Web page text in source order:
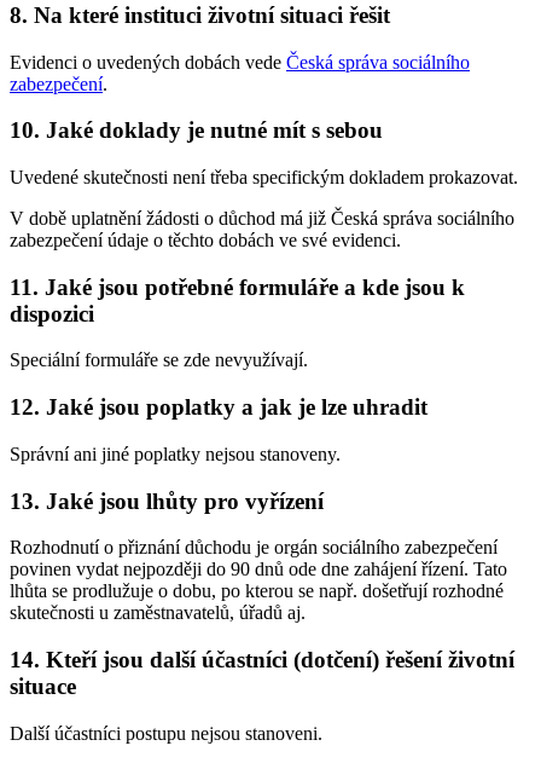
8. Na které instituci životní situaci řešit
Evidenci o uvedených dobách vede Česká správa sociálního
zabezpečení.
10. Jaké doklady je nutné mít s sebou
Uvedené skutečnosti není třeba specifickým dokladem prokazovat.
V době uplatnění žádosti o důchod má již Česká správa sociálního
zabezpečení údaje o těchto dobách ve své evidenci.
11. Jaké jsou potřebné formuláře a kde jsou k
dispozici
Speciální formuláře se zde nevyužívají.
12. Jaké jsou poplatky a jak je lze uhradit
Správní ani jiné poplatky nejsou stanoveny.
13. Jaké jsou lhůty pro vyřízení
Rozhodnutí o přiznání důchodu je orgán sociálního zabezpečení
povinen vydat nejpozději do 90 dnů ode dne zahájení řízení. Tato
lhůta se prodlužuje o dobu, po kterou se např. došetřují rozhodné
skutečnosti u zaměstnavatelů, úřadů aj.
14. Kteří jsou další účastníci (dotčení) řešení životní
situace
Další účastníci postupu nejsou stanoveni.